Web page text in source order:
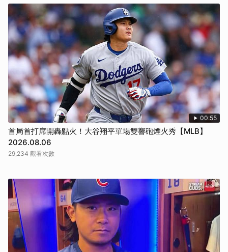
00:55
首局首打席開轟點火！大谷翔平單場雙響砲煙火秀【MLB】
2026.08.06
29,234 觀看次數